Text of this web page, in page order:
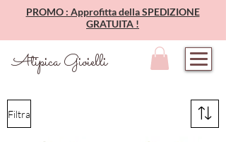
PROMO : Approfitta della SPEDIZIONE
GRATUITA !
Atipica Gioielli
Filtra